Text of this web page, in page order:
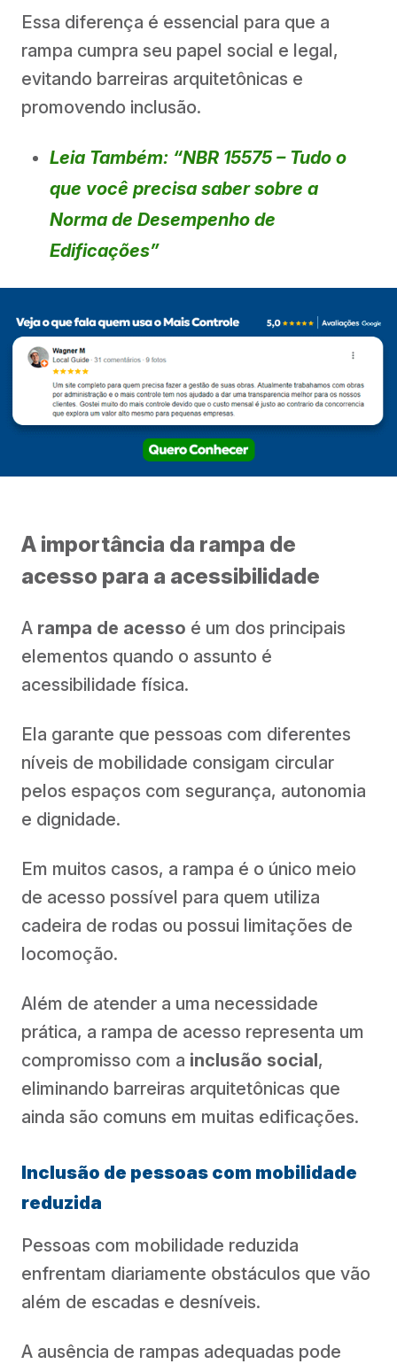
Essa diferença é essencial para que a
rampa cumpra seu papel social e legal,
evitando barreiras arquitetônicas e
promovendo inclusão.
Leia Também: “NBR 15575 – Tudo o
que você precisa saber sobre a
Norma de Desempenho de
Edificações”
A importância da rampa de
acesso para a acessibilidade
A rampa de acesso é um dos principais
elementos quando o assunto é
acessibilidade física.
Ela garante que pessoas com diferentes
níveis de mobilidade consigam circular
pelos espaços com segurança, autonomia
e dignidade.
Em muitos casos, a rampa é o único meio
de acesso possível para quem utiliza
cadeira de rodas ou possui limitações de
locomoção.
Além de atender a uma necessidade
prática, a rampa de acesso representa um
compromisso com a inclusão social,
eliminando barreiras arquitetônicas que
ainda são comuns em muitas edificações.
Inclusão de pessoas com mobilidade
reduzida
Pessoas com mobilidade reduzida
enfrentam diariamente obstáculos que vão
além de escadas e desníveis.
A ausência de rampas adequadas pode